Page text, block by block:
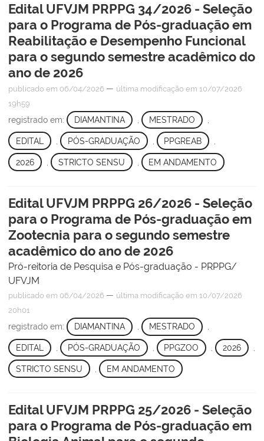
Edital UFVJM PRPPG 34/2026 - Seleção
para o Programa de Pós-graduação em
Reabilitação e Desempenho Funcional
para o segundo semestre acadêmico do
ano de 2026
publicado em 06/04/2026 — última modificação em 10/07/2026
19h59
registrado em: DIAMANTINA MESTRADO
EDITAL PÓS-GRADUAÇÃO PPGREAB
2026 STRICTO SENSU EM ANDAMENTO
Edital UFVJM PRPPG 26/2026 - Seleção
para o Programa de Pós-graduação em
Zootecnia para o segundo semestre
acadêmico do ano de 2026
Pró-reitoria de Pesquisa e Pós-graduação - PRPPG/
UFVJM
publicado em 06/04/2026 — última modificação em 10/07/2026
20h01
registrado em: DIAMANTINA , MESTRADO ,
EDITAL PÓS-GRADUAÇÃO PPGZOO , 2026
STRICTO SENSU EM ANDAMENTO
Edital UFVJM PRPPG 25/2026 - Seleção
para o Programa de Pós-graduação em